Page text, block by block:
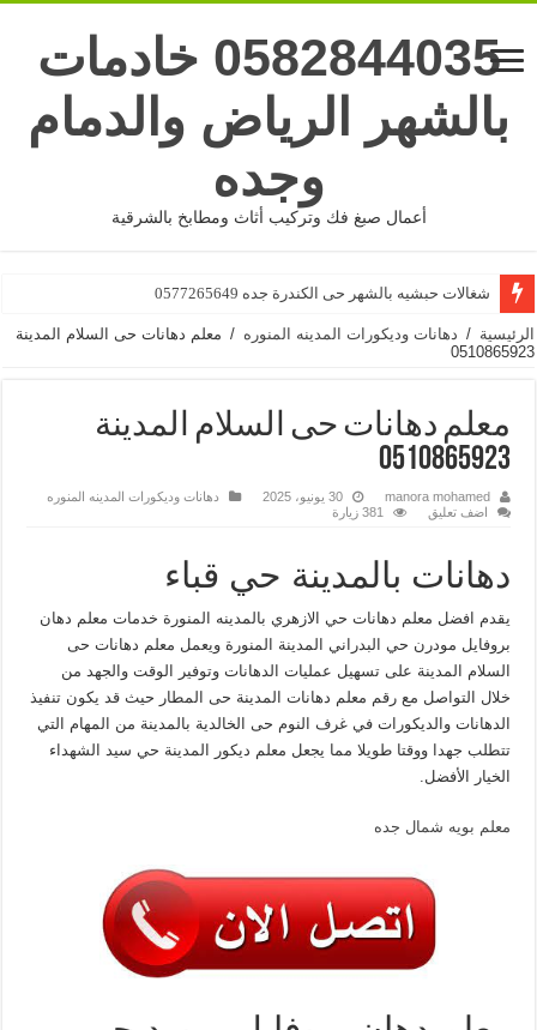
0582844035 خادمات
بالشهر الرياض والدمام
وجده
أعمال صبغ فك وتركيب أثاث ومطابخ بالشرقية
شغالات حبشيه بالشهر حى الكندرة جده 0577265649
شغالات بالشهر جده حى البوادى 0577265649
الرئيسية / دهانات وديكورات المدينه المنوره / معلم دهانات حى السلام المدينة
0510865923
معلم دهانات حى السلام المدينة
0510865923
manora mohamed 30 يونيو، 2025
دهانات وديكورات المدينه المنوره
اضف تعليق
381 زيارة
دهانات بالمدينة حي قباء
يقدم افضل معلم دهانات حي الازهري بالمدينه المنورة خدمات معلم دهان
بروفايل مودرن حي البدراني المدينة المنورة ويعمل معلم دهانات حى
السلام المدينة على تسهيل عمليات الدهانات وتوفير الوقت والجهد من
خلال التواصل مع رقم معلم دهانات المدينة حى المطار حيث قد يكون تنفيذ
الدهانات والديكورات في غرف النوم حى الخالدية بالمدينة من المهام التي
تتطلب جهدا ووقتا طويلا مما يجعل معلم ديكور المدينة حي سيد الشهداء
الخيار الأفضل.
معلم بويه شمال جده